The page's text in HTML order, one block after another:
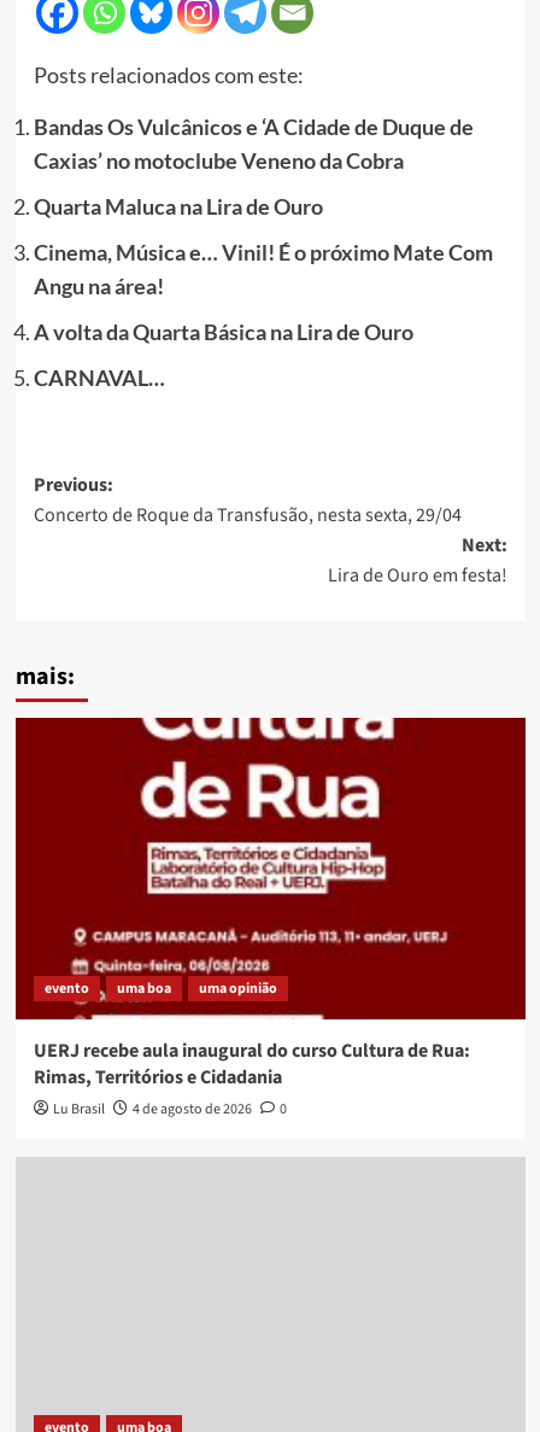
Posts relacionados com este:
Bandas Os Vulcânicos e ‘A Cidade de Duque de
Caxias’ no motoclube Veneno da Cobra
Quarta Maluca na Lira de Ouro
Cinema, Música e… Vinil! É o próximo Mate Com
Angu na área!
A volta da Quarta Básica na Lira de Ouro
CARNAVAL…
Post
navigation
Previous:
Concerto de Roque da Transfusão, nesta sexta, 29/04
Next:
Lira de Ouro em festa!
mais:
evento uma boa uma opinião
UERJ recebe aula inaugural do curso Cultura de Rua:
Rimas, Territórios e Cidadania
Lu Brasil 4 de agosto de 2026 0
evento uma boa